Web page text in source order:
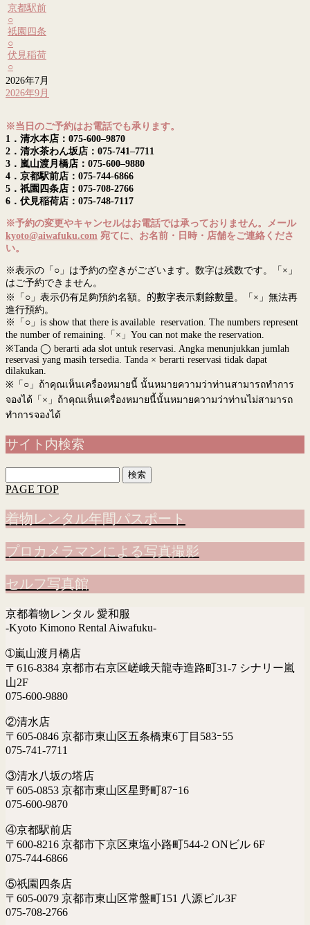
京都駅前
○
祇園四条
○
伏見稲荷
○
2026年7月
2026年9月
※当日のご予約はお電話でも承ります。
1．清水本店：075-600–9870
2．清水茶わん坂店：075-741–7711
3．嵐山渡月橋店：075-600–9880
4．京都駅前店：075-744-6866
5．祇園四条店：075-708-2766
6．伏見稲荷店：075-748-7117
※予約の変更やキャンセルはお電話では承っておりません。メール
kyoto@aiwafuku.com 宛てに、お名前・日時・店舗をご連絡くださ
い。
※表示の「○」は予約の空きがございます。数字は残数です。「×」
はご予約できません。
※「○」表示仍有足夠預約名額。 的數字表示剩餘數量。「×」無法再
進行預約。
※「○」is show that there is available reservation. The numbers represent
the number of remaining.「×」You can not make the reservation.
※Tanda ◯ berarti ada slot untuk reservasi. Angka menunjukkan jumlah
reservasi yang masih tersedia. Tanda × berarti reservasi tidak dapat
dilakukan.
※ 「○」ถ้าคุณเห็นเครื่องหมายนี้ นั้นหมายความว่าท่านสามารถทำการ
จองได้「×」ถ้าคุณเห็นเครื่องหมายนี้นั้นหมายความว่าท่านไม่สามารถ
ทำการจองได้
サイト内検索
索:
PAGE TOP
着物レンタル年間パスポート
プロカメラマンによる写真撮影
セルフ写真館
京都着物レンタル 愛和服
-Kyoto Kimono Rental Aiwafuku-
➀嵐山渡月橋店
〒616-8384 京都市右京区嵯峨天龍寺造路町31-7 シナリー嵐
山2F
075-600-9880
②清水店
〒605-0846 京都市東山区五条橋東6丁目583ｰ55
075-741-7711
③清水八坂の塔店
〒605-0853 京都市東山区星野町87ｰ16
075-600-9870
④京都駅前店
〒600-8216 京都市下京区東塩小路町544-2 ONビル 6F
075-744-6866
⑤祇園四条店
〒605-0079 京都市東山区常盤町151 八源ビル3F
075-708-2766